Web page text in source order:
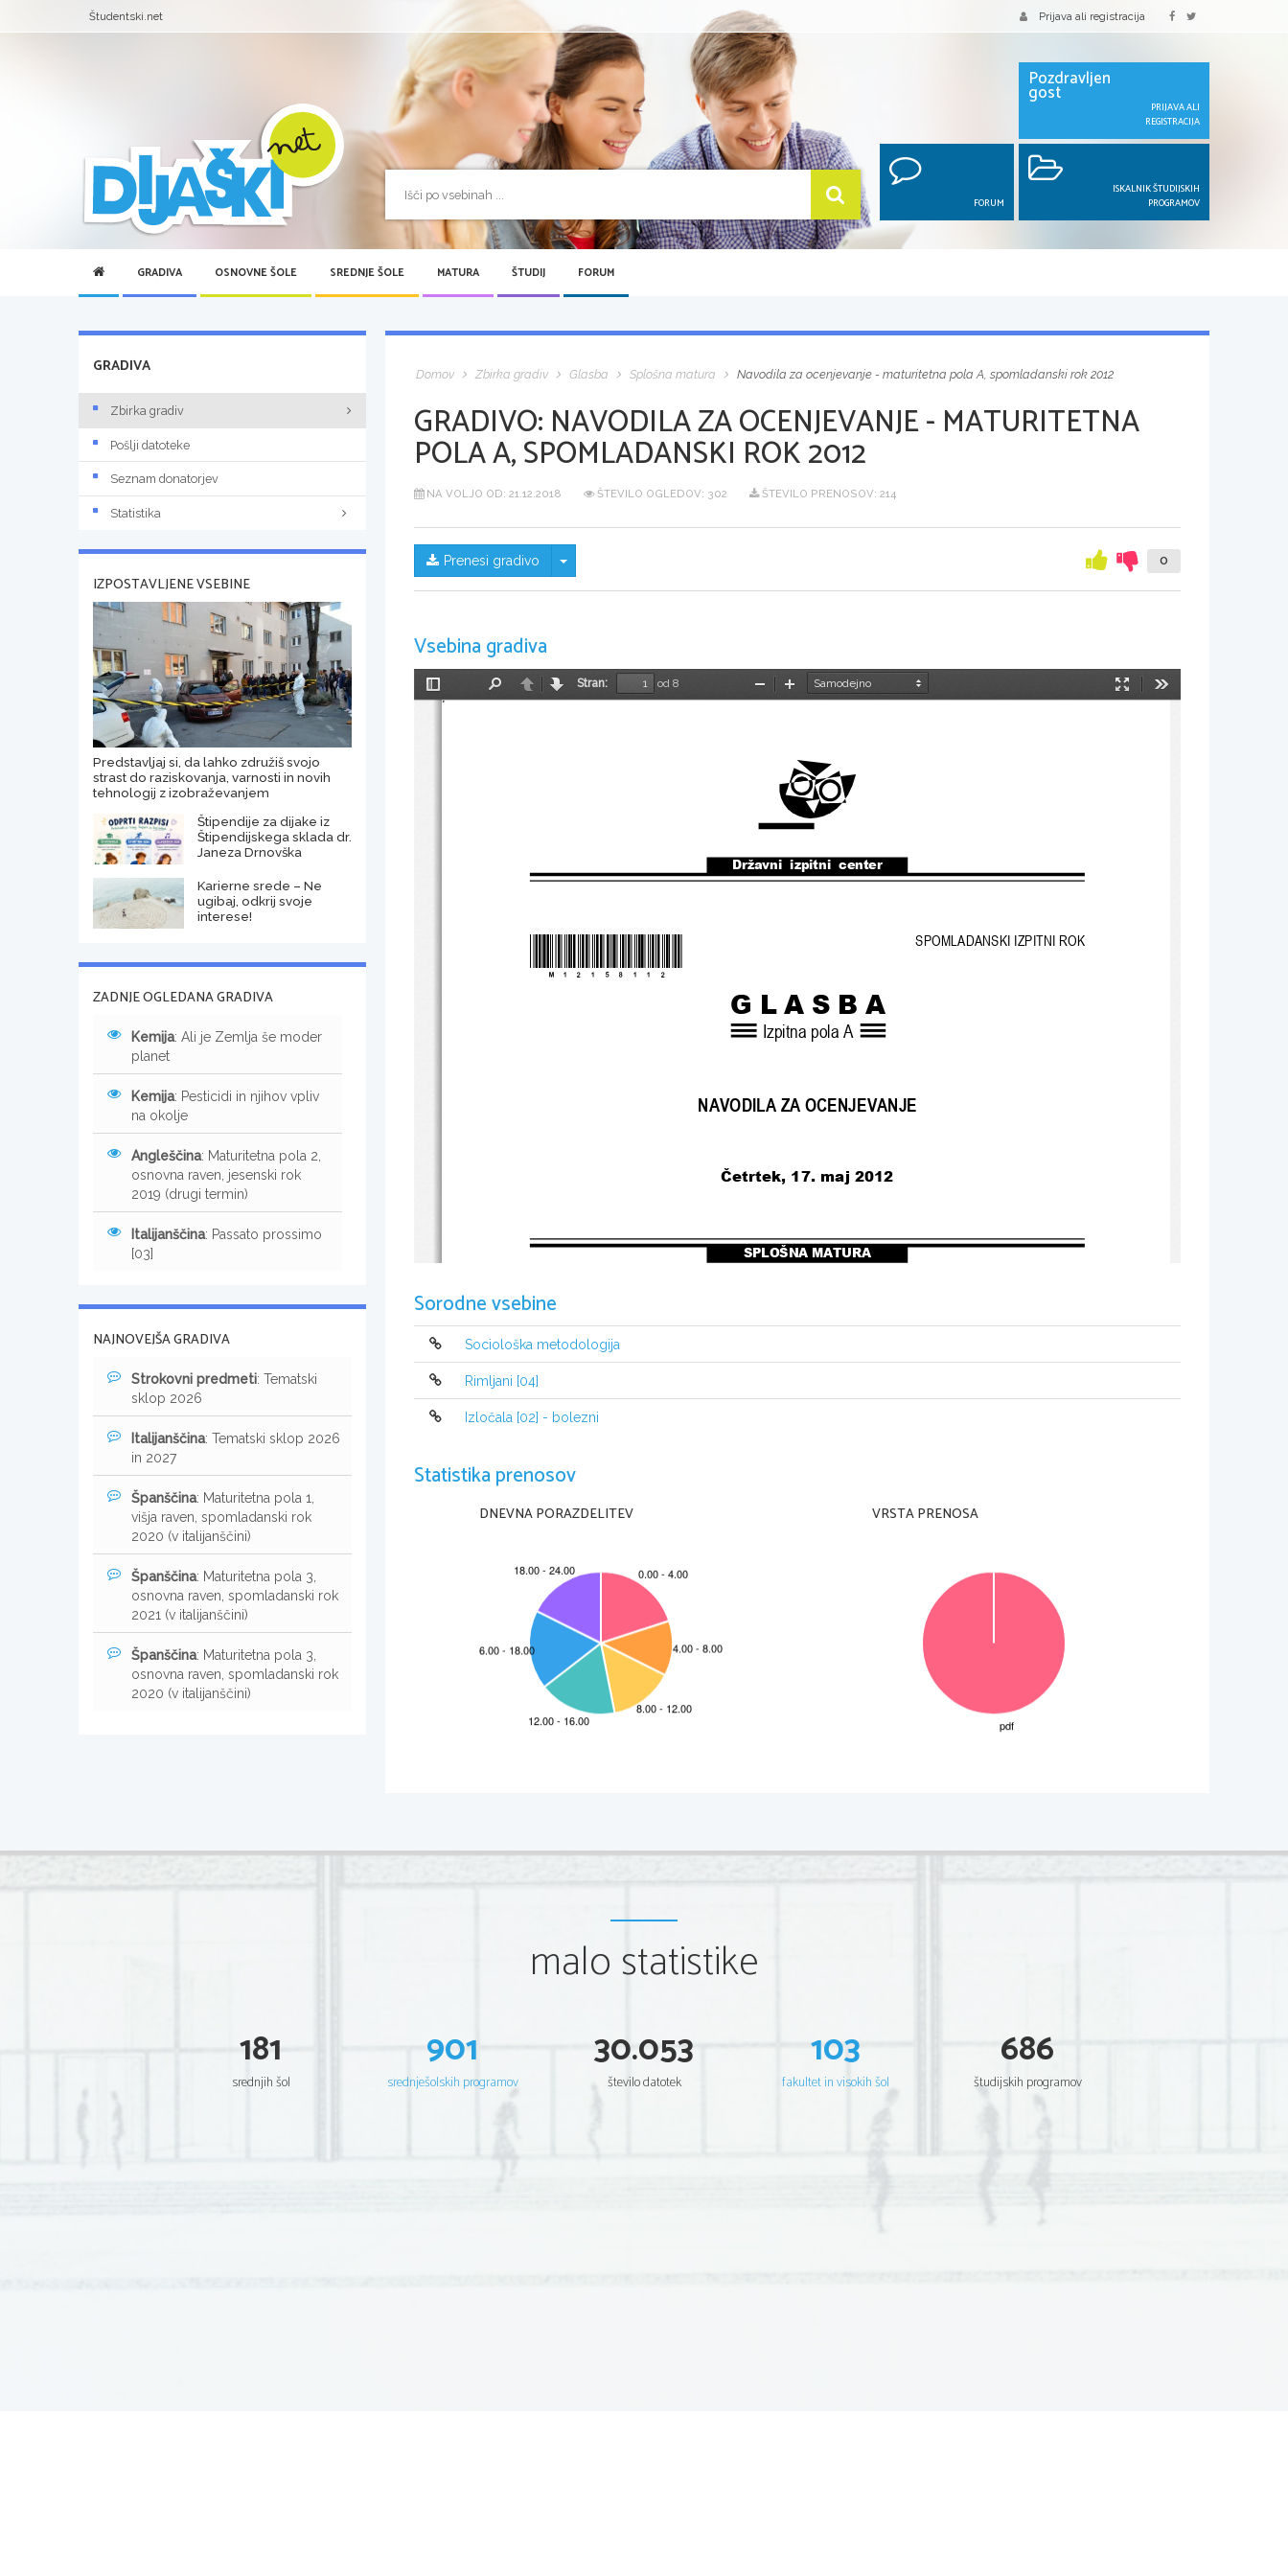
Študentski.net Prijava ali registracija
Pozdravljen
gost
PRIJAVA ALI
REGISTRACIJA
FORUM
ISKALNIK ŠTUDIJSKIH
PROGRAMOV
GRADIVA OSNOVNE ŠOLE SREDNJE ŠOLE MATURA ŠTUDIJ FORUM
Domov Zbirka gradiv Glasba Splošna matura Navodila za ocenjevanje - maturitetna pola A, spomladanski rok 2012
GRADIVO: NAVODILA ZA OCENJEVANJE - MATURITETNA
POLA A, SPOMLADANSKI ROK 2012
NA VOLJO OD: 21.12.2018 ŠTEVILO OGLEDOV: 302 ŠTEVILO PRENOSOV: 214
Prenesi gradivo Skrij/prikaži meni 0
Vsebina gradiva
Preklopi
NazajNaprej
Stran:
od 8
Način
PomanjšajPovečaj
Izpitna pola A
GLASBA
SPOMLADANSKI IZPITNI ROK
Četrtek, 17. maj 2012
Državni  izpitni  center
SPLOŠNA MATURA
© RIC 2012
NAVODILA ZA OCENJEVANJE
Doseženo število točk za tehnično obvladovanje glasbenega jezika (A)
nim svin nikom. Na koncu seštejte to čke.
Osredotoč iti se morate na objektivne lastnosti izpitne naloge. Po kon
Sorodne vsebine
Sociološka metodologija
Rimljani [04]
Izločala [02] - bolezni
Statistika prenosov
DNEVNA PORAZDELITEV VRSTA PRENOSA
GRADIVA
Zbirka gradiv
Pošlji datoteke
Seznam donatorjev
Statistika
IZPOSTAVLJENE VSEBINE
Predstavljaj si, da lahko združiš svojo
strast do raziskovanja, varnosti in novih
tehnologij z izobraževanjem
Štipendije za dijake iz
Štipendijskega sklada dr.
Janeza Drnovška
Karierne srede – Ne
ugibaj, odkrij svoje
interese!
ZADNJE OGLEDANA GRADIVA
Kemija: Ali je Zemlja še moder
planet
Kemija: Pesticidi in njihov vpliv
na okolje
Angleščina: Maturitetna pola 2,
osnovna raven, jesenski rok
2019 (drugi termin)
Italijanščina: Passato prossimo
[03]
NAJNOVEJŠA GRADIVA
Strokovni predmeti: Tematski
sklop 2026
Italijanščina: Tematski sklop 2026
in 2027
Španščina: Maturitetna pola 1,
višja raven, spomladanski rok
2020 (v italijanščini)
Španščina: Maturitetna pola 3,
osnovna raven, spomladanski rok
2021 (v italijanščini)
Španščina: Maturitetna pola 3,
osnovna raven, spomladanski rok
2020 (v italijanščini)
malo statistike
181
srednjih šol
901
srednješolskih programov
30.053
število datotek
103
fakultet in visokih šol
686
študijskih programov